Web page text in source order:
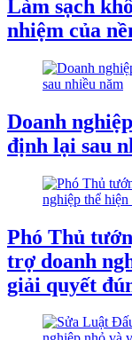
Làm sạch
nhiệm của
Doanh
định lại sau
Phó Thủ
trợ doanh
giải quyết